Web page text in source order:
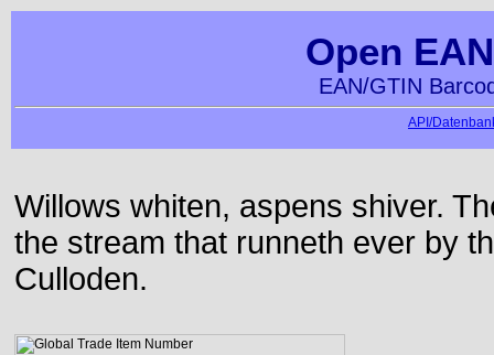
Open
EAN/GTIN
API/
Willows whiten, aspens shiver.
the stream that runneth ever by
Culloden.